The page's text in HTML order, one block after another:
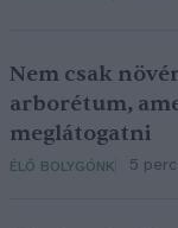
Nem csak
arborétum,
meglátogatni
ÉLŐ BOLYGÓNK 5 perc